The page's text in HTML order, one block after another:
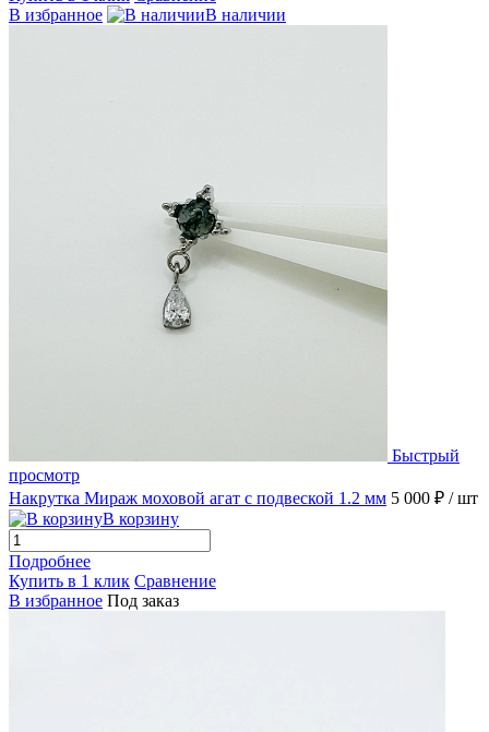
В избранное
В наличии
Быстрый
просмотр
Накрутка Мираж моховой агат с подвеской 1.2 мм 5 000 ₽ / шт
В корзину
Подробнее
Купить в 1 клик Сравнение
В избранное Под заказ